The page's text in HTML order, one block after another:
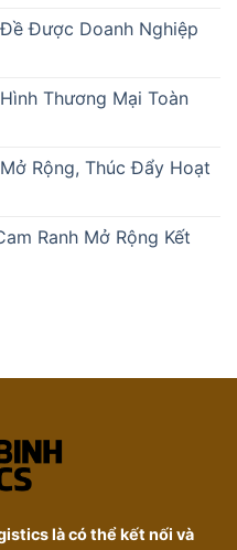
Được Doanh Nghiệp
Thương Mại Toàn
Rộng, Thúc Đẩy Hoạt
Ranh Mở Rộng Kết
là có thể kết nối và